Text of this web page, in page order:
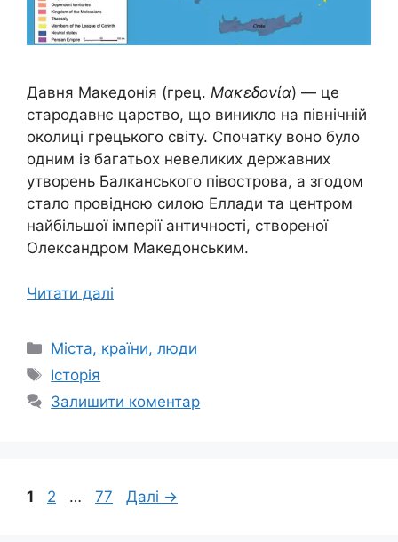
Давня Македонія (грец. Μακεδονία) — це
стародавнє царство, що виникло на північній
околиці грецького світу. Спочатку воно було
одним із багатьох невеликих державних
утворень Балканського півострова, а згодом
стало провідною силою Еллади та центром
найбільшої імперії античності, створеної
Олександром Македонським.
Читати далі
Категорії
Міста, країни, люди
Позначки
Історія
Залишити коментар
Сторінка
1 Сторінка
2 … Сторінка
77 Далі →